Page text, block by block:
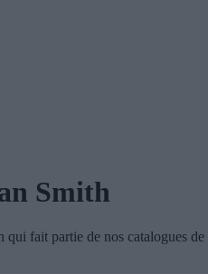
Smith
qui fait partie de nos catalogues de